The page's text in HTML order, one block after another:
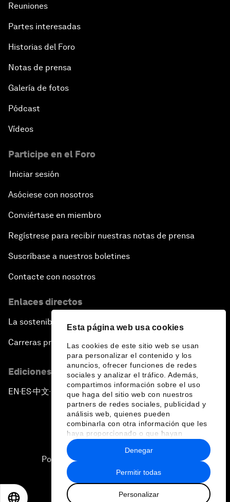
Esta página web usa cookies
Las cookies de este sitio web se usan
para personalizar el contenido y los
anuncios, ofrecer funciones de redes
sociales y analizar el tráfico. Además,
compartimos información sobre el uso
que haga del sitio web con nuestros
partners de redes sociales, publicidad y
análisis web, quienes pueden
combinarla con otra información que les
haya proporcionado o que hayan
recopilado a partir del uso que haya
hecho de sus servicios.
Permitir todas
Personalizar
Denegar
Reuniones
Partes interesadas
Historias del Foro
Notas de prensa
Galería de fotos
Pódcast
Vídeos
Participe en el Foro
Iniciar sesión
Asóciese con nosotros
Conviértase en miembro
Regístrese para recibir nuestras notas de prensa
Suscríbase a nuestros boletines
Contacte con nosotros
Enlaces directos
La sostenibilidad en el Foro
Carreras profesionales
Ediciones en otros idiomas
EN ▪ES▪中文▪ 日本語
Política de privacidad y normas de uso
Sitemap
2026 Foro Económico Mundial